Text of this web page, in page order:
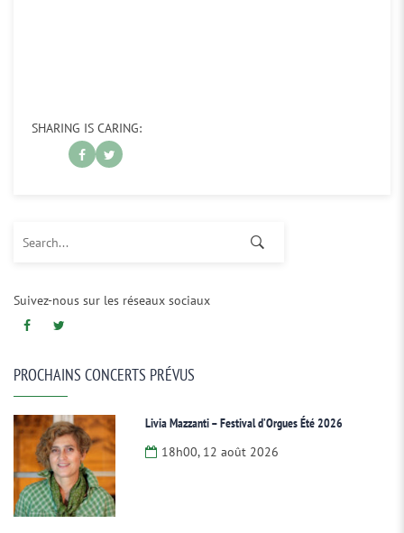
SHARING IS CARING:
Suivez-nous sur les réseaux sociaux
PROCHAINS CONCERTS PRÉVUS
Livia Mazzanti – Festival d’Orgues Été 2026
18h00, 12 août 2026